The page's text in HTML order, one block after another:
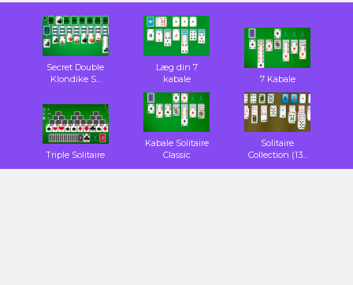
Secret Double
Klondike S...
Læg din 7
kabale
7 Kabale
Triple Solitaire
Kabale Solitaire
Classic
Solitaire
Collection (13...